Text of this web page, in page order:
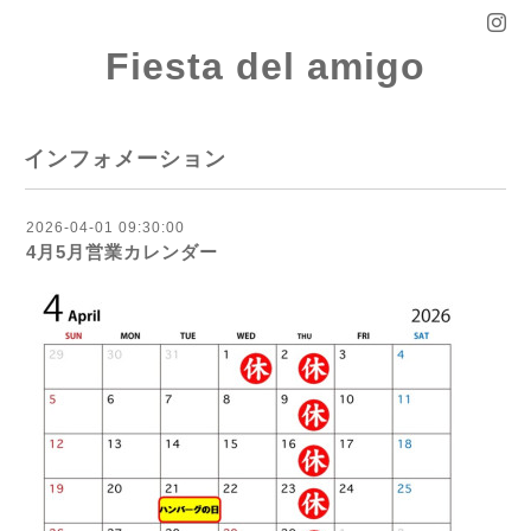
Fiesta del amigo
インフォメーション
2026-04-01 09:30:00
4月5月営業カレンダー